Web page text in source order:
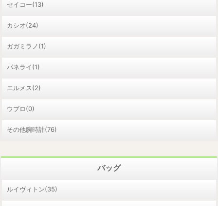
セイコー(13)
カシオ(24)
ガガミラノ(1)
パネライ(1)
エルメス(2)
ウブロ(0)
その他腕時計(76)
バッグ
ルイヴィトン(35)